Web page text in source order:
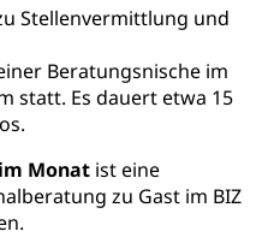
Stellenvermittlung und
Beratungsnische im
statt. Es dauert etwa 15
Monat ist eine
zu Gast im BIZ
und
(WAS Luzern)
(WAS Luzern)